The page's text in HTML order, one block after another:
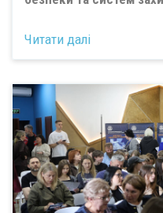
Читати далі